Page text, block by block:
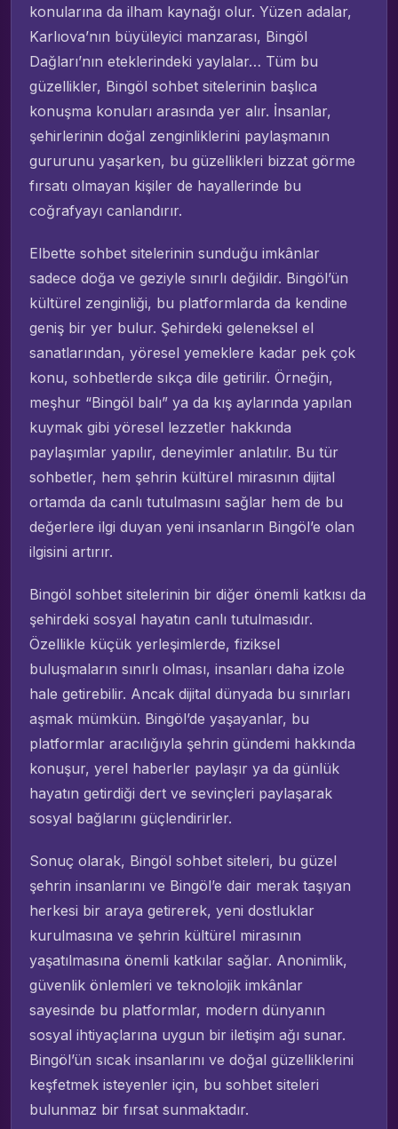
konularına da ilham kaynağı olur. Yüzen adalar,
Karlıova’nın büyüleyici manzarası, Bingöl
Dağları’nın eteklerindeki yaylalar… Tüm bu
güzellikler, Bingöl sohbet sitelerinin başlıca
konuşma konuları arasında yer alır. İnsanlar,
şehirlerinin doğal zenginliklerini paylaşmanın
gururunu yaşarken, bu güzellikleri bizzat görme
fırsatı olmayan kişiler de hayallerinde bu
coğrafyayı canlandırır.
Elbette sohbet sitelerinin sunduğu imkânlar
sadece doğa ve geziyle sınırlı değildir. Bingöl’ün
kültürel zenginliği, bu platformlarda da kendine
geniş bir yer bulur. Şehirdeki geleneksel el
sanatlarından, yöresel yemeklere kadar pek çok
konu, sohbetlerde sıkça dile getirilir. Örneğin,
meşhur “Bingöl balı” ya da kış aylarında yapılan
kuymak gibi yöresel lezzetler hakkında
paylaşımlar yapılır, deneyimler anlatılır. Bu tür
sohbetler, hem şehrin kültürel mirasının dijital
ortamda da canlı tutulmasını sağlar hem de bu
değerlere ilgi duyan yeni insanların Bingöl’e olan
ilgisini artırır.
Bingöl sohbet sitelerinin bir diğer önemli katkısı da
şehirdeki sosyal hayatın canlı tutulmasıdır.
Özellikle küçük yerleşimlerde, fiziksel
buluşmaların sınırlı olması, insanları daha izole
hale getirebilir. Ancak dijital dünyada bu sınırları
aşmak mümkün. Bingöl’de yaşayanlar, bu
platformlar aracılığıyla şehrin gündemi hakkında
konuşur, yerel haberler paylaşır ya da günlük
hayatın getirdiği dert ve sevinçleri paylaşarak
sosyal bağlarını güçlendirirler.
Sonuç olarak, Bingöl sohbet siteleri, bu güzel
şehrin insanlarını ve Bingöl’e dair merak taşıyan
herkesi bir araya getirerek, yeni dostluklar
kurulmasına ve şehrin kültürel mirasının
yaşatılmasına önemli katkılar sağlar. Anonimlik,
güvenlik önlemleri ve teknolojik imkânlar
sayesinde bu platformlar, modern dünyanın
sosyal ihtiyaçlarına uygun bir iletişim ağı sunar.
Bingöl’ün sıcak insanlarını ve doğal güzelliklerini
keşfetmek isteyenler için, bu sohbet siteleri
bulunmaz bir fırsat sunmaktadır.